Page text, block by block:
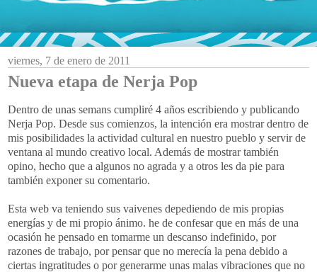
viernes, 7 de enero de 2011
Nueva etapa de Nerja Pop
Dentro de unas semans cumpliré 4 años escribiendo y publicando
Nerja Pop. Desde sus comienzos, la intención era mostrar dentro de
mis posibilidades la actividad cultural en nuestro pueblo y servir de
ventana al mundo creativo local. Además de mostrar también
opino, hecho que a algunos no agrada y a otros les da pie para
también exponer su comentario.
Esta web va teniendo sus vaivenes depediendo de mis propias
energías y de mi propio ánimo. he de confesar que en más de una
ocasión he pensado en tomarme un descanso indefinido, por
razones de trabajo, por pensar que no merecía la pena debido a
ciertas ingratitudes o por generarme unas malas vibraciones que no